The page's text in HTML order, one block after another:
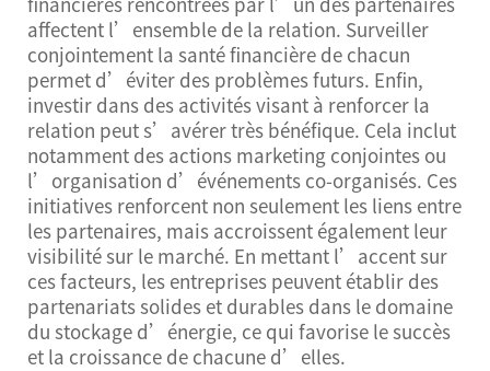
affectent l’ensemble de la relation. Surveiller
conjointement la santé financière de chacun
permet d’éviter des problèmes futurs. Enfin,
investir dans des activités visant à renforcer la
relation peut s’avérer très bénéfique. Cela inclut
notamment des actions marketing conjointes ou
l’organisation d’événements co-organisés. Ces
initiatives renforcent non seulement les liens entre
les partenaires, mais accroissent également leur
visibilité sur le marché. En mettant l’accent sur
ces facteurs, les entreprises peuvent établir des
partenariats solides et durables dans le domaine
du stockage d’énergie, ce qui favorise le succès
et la croissance de chacune d’elles.